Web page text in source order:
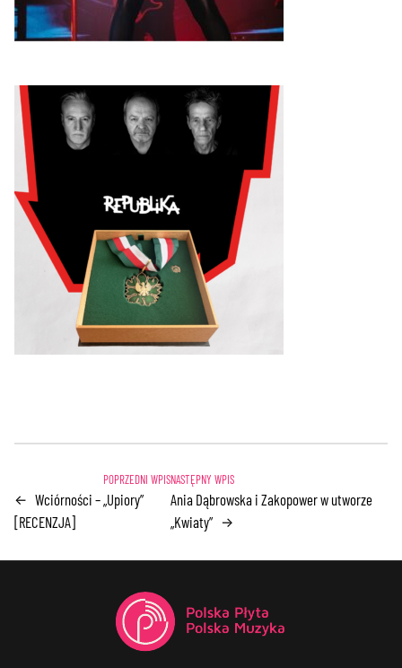
← Wciórności – „Upiory”
[RECENZJA]
Ania Dąbrowska i Zakopower w utworze
„Kwiaty” →